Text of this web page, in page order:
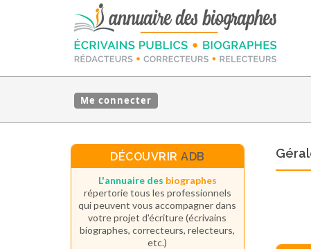
Me connecter
DÉCOUVRIRADB
L'annuaire des biographes
répertorie tous les professionnels
qui peuvent vous accompagner dans
votre projet d'écriture (écrivains
biographes, correcteurs, relecteurs,
etc.)